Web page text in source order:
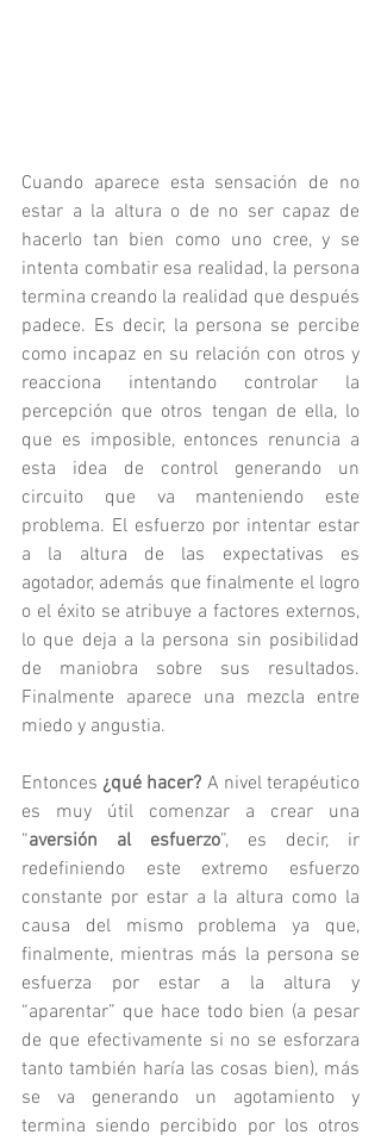
Cuando aparece esta sensación de no
estar a la altura o de no ser capaz de
hacerlo tan bien como uno cree, y se
intenta combatir esa realidad, la persona
termina creando la realidad que después
padece. Es decir, la persona se percibe
como incapaz en su relación con otros y
reacciona intentando controlar la
percepción que otros tengan de ella, lo
que es imposible, entonces renuncia a
esta idea de control generando un
circuito que va manteniendo este
problema. El esfuerzo por intentar estar
a la altura de las expectativas es
agotador, además que finalmente el logro
o el éxito se atribuye a factores externos,
lo que deja a la persona sin posibilidad
de maniobra sobre sus resultados.
Finalmente aparece una mezcla entre
miedo y angustia.
Entonces ¿qué hacer? A nivel terapéutico
es muy útil comenzar a crear una
“aversión al esfuerzo”, es decir, ir
redefiniendo este extremo esfuerzo
constante por estar a la altura como la
causa del mismo problema ya que,
finalmente, mientras más la persona se
esfuerza por estar a la altura y
“aparentar” que hace todo bien (a pesar
de que efectivamente si no se esforzara
tanto también haría las cosas bien), más
se va generando un agotamiento y
termina siendo percibido por los otros